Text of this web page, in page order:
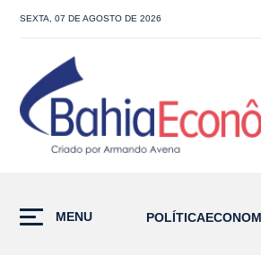
SEXTA, 07 DE AGOSTO DE 2026
MENU POLÍTICA